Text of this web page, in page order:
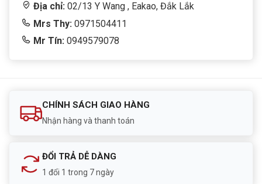
Địa chỉ: 02/13 Y Wang , Eakao, Đắk Lắk
Mrs Thy: 0971504411
Mr Tín: 0949579078
CHÍNH SÁCH GIAO HÀNG
Nhận hàng và thanh toán
ĐỔI TRẢ DỄ DÀNG
1 đổi 1 trong 7 ngày